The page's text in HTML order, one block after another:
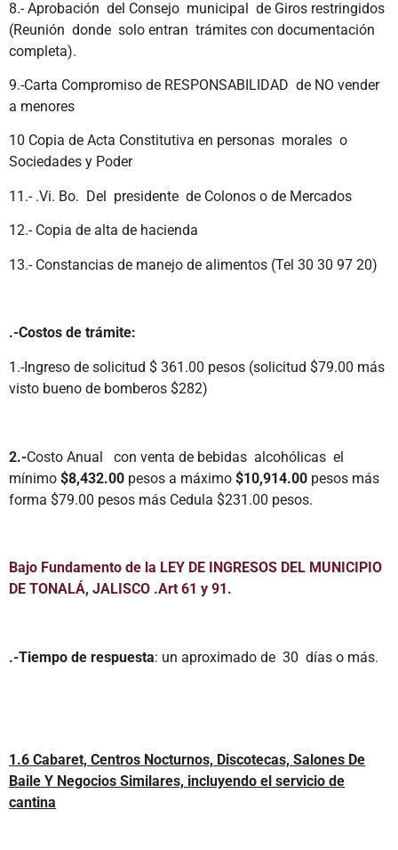
8.- Aprobación del Consejo municipal de Giros restringidos
(Reunión donde solo entran trámites con documentación
completa).
9.-Carta Compromiso de RESPONSABILIDAD de NO vender
a menores
10 Copia de Acta Constitutiva en personas morales o
Sociedades y Poder
11.- .Vi. Bo. Del presidente de Colonos o de Mercados
12.- Copia de alta de hacienda
13.- Constancias de manejo de alimentos (Tel 30 30 97 20)
.-Costos de trámite:
1.-Ingreso de solicitud $ 361.00 pesos (solicitud $79.00 más
visto bueno de bomberos $282)
2.-Costo Anual con venta de bebidas alcohólicas el
mínimo $8,432.00 pesos a máximo $10,914.00 pesos más
forma $79.00 pesos más Cedula $231.00 pesos.
Bajo Fundamento de la LEY DE INGRESOS DEL MUNICIPIO
DE TONALÁ, JALISCO .Art 61 y 91.
.-Tiempo de respuesta: un aproximado de 30 días o más.
1.6 Cabaret, Centros Nocturnos, Discotecas, Salones De
Baile Y Negocios Similares, incluyendo el servicio de
cantina